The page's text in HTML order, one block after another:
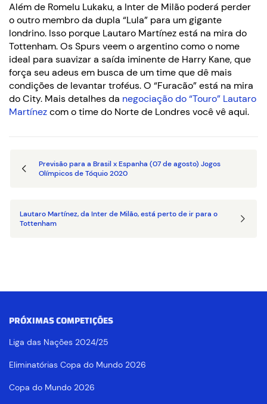
Além de Romelu Lukaku, a Inter de Milão poderá perder
o outro membro da dupla “Lula” para um gigante
londrino. Isso porque Lautaro Martínez está na mira do
Tottenham. Os Spurs veem o argentino como o nome
ideal para suavizar a saída iminente de Harry Kane, que
força seu adeus em busca de um time que dê mais
condições de levantar troféus. O “Furacão” está na mira
do City. Mais detalhes da negociação do “Touro” Lautaro
Martínezcom o time do Norte de Londres você vê aqui.
Previsão para a Brasil x Espanha (07 de agosto) Jogos
Olímpicos de Tóquio 2020
Lautaro Martínez, da Inter de Milão, está perto de ir para o
Tottenham
PRÓXIMAS COMPETIÇÕES
Liga das Nações 2024/25
Eliminatórias Copa do Mundo 2026
Copa do Mundo 2026